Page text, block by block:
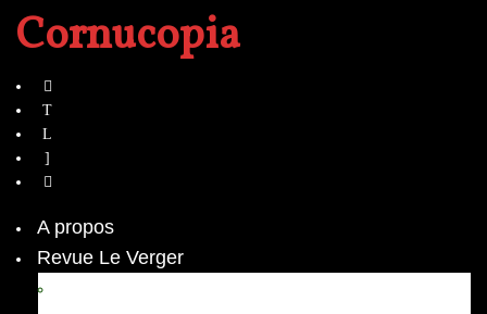
Cornucopia
A propos
Revue Le Verger